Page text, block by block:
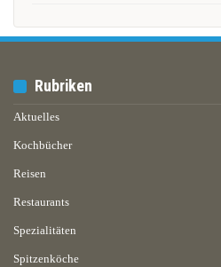
Rubriken
Aktuelles
Kochbücher
Reisen
Restaurants
Spezialitäten
Spitzenköche